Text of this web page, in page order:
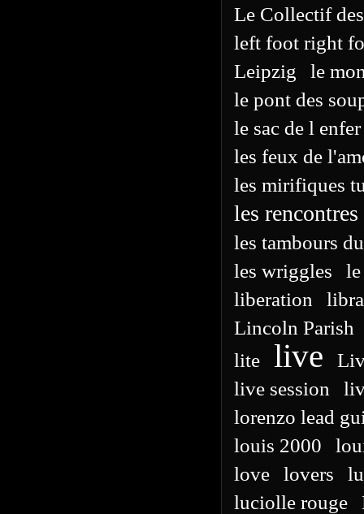
Le Collectif
left foot right
Leipzig
le
le pont des
le sac de l enfer
les feux de
les mirifiques
les
les tambours
les wriggles
liberation
Lincoln Parish
lite
live
live session
lorenzo lead
louis 2000
love
lovers
luciolle rouge